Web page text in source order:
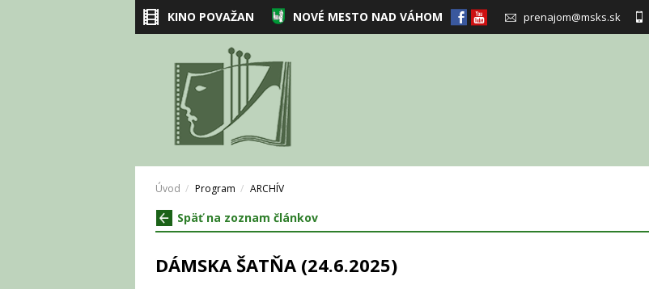
KINO POVAŽAN NOVÉ MESTO NAD VÁHOM prenajom@msks.sk
Úvod Program ARCHÍV
Späť na zoznam článkov
DÁMSKA ŠATŇA (24.6.2025)